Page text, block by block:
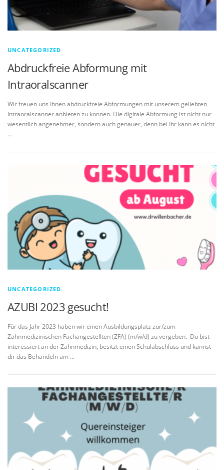
UNCATEGORIZED
Abdruckfreie Abformung mit
Intraoralscanner
Wir freuen uns Ihnen abdruckfreie Abformungen mit unserem geliebten
Intraoralscanner anbieten zu können. Die digitale Abformung ist nicht nur
wesentlich angenehmer, sondern auch genauer, denn bei Ihr kann es nicht
…
UNCATEGORIZED
AZUBI 2023 gesucht!
Für das Jahr 2023 haben wir einen Ausbildungsplatz zur/zum
Zahnmedizinischen Fachangestellten (ZFA) (m/w/d) zu vergeben. Du bist
interessiert an der Zahnmedizin, besitzt einen Schulabschluss und kannst
dir das Behandeln am …